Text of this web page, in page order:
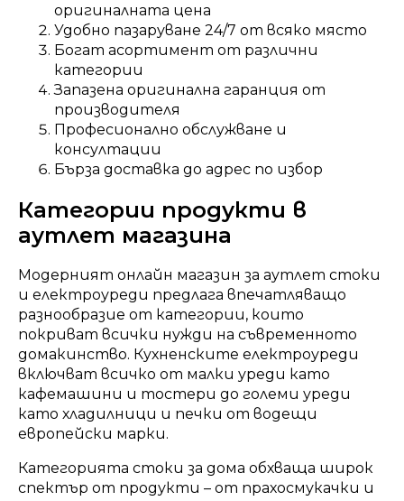
оригиналната цена
Удобно пазаруване 24/7 от всяко място
Богат асортимент от различни
категории
Запазена оригинална гаранция от
производителя
Професионално обслужване и
консултации
Бърза доставка до адрес по избор
Категории продукти в
аутлет магазина
Модерният онлайн магазин за аутлет стоки
и електроуреди предлага впечатляващо
разнообразие от категории, които
покриват всички нужди на съвременното
домакинство. Кухненските електроуреди
включват всичко от малки уреди като
кафемашини и тостери до големи уреди
като хладилници и печки от водещи
европейски марки.
Категорията стоки за дома обхваща широк
спектър от продукти – от прахосмукачки и